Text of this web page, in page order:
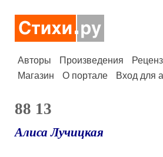
Авторы Произведения
Магазин
О портале Вход для
88 13
Алиса Лучицкая